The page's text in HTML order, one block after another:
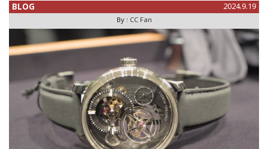
BLOG 2024.9.19
By : CC Fan